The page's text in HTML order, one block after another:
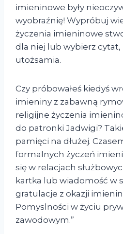
imieninowe były
wyobraźnię! Wypróbuj
życzenia imieninowe
dla niej lub wybierz cytat,
utożsamia.
Czy próbowałeś kiedyś
imieniny z zabawną
religijne życzenia
do patronki Jadwigi?
pamięci na dłużej.
formalnych życzeń
się w relacjach
kartka lub wiadomość w
gratulacje z okazji
Pomyslności w życiu
zawodowym.”